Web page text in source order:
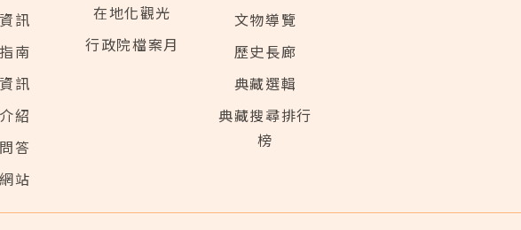
訊
南
訊
紹
答
站
在地化觀光
行政院檔案月
文物導覽
歷史長廊
典藏選輯
典藏搜尋排行
榜